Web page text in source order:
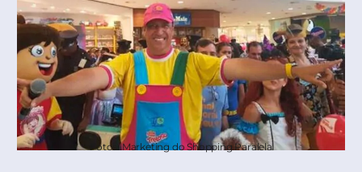
Fotos: Marketing do Shopping Paralela